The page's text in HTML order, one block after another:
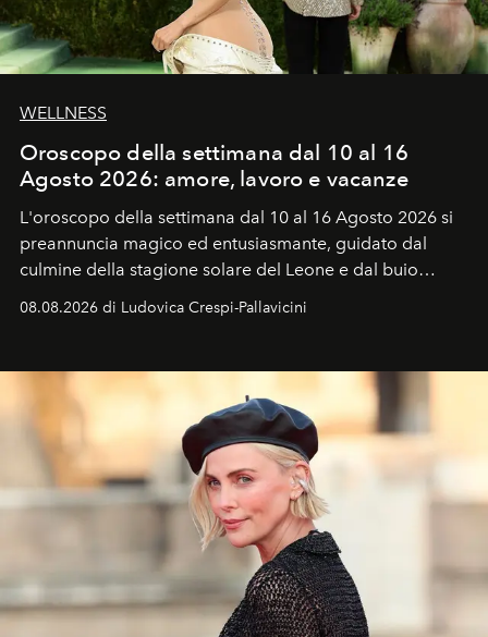
WELLNESS
Oroscopo della settimana dal 10 al 16
Agosto 2026: amore, lavoro e vacanze
L'oroscopo della settimana dal 10 al 16 Agosto 2026 si
preannuncia magico ed entusiasmante, guidato dal
culmine della stagione solare del Leone e dal buio
favorevole della Luna nuova in Leone del 12 agosto,
ideale per la notte delle Perseidi.
08.08.2026 di Ludovica Crespi-Pallavicini